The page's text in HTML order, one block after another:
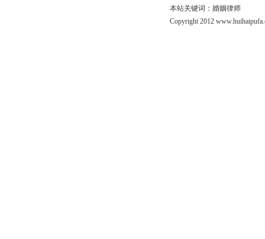
本站关键词：婚姻律师
Copyright 2012